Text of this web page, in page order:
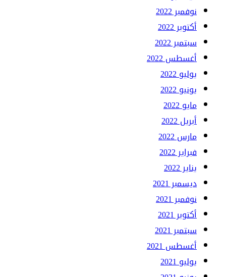
نوفمبر 2022
أكتوبر 2022
سبتمبر 2022
أغسطس 2022
يوليو 2022
يونيو 2022
مايو 2022
أبريل 2022
مارس 2022
فبراير 2022
يناير 2022
ديسمبر 2021
نوفمبر 2021
أكتوبر 2021
سبتمبر 2021
أغسطس 2021
يوليو 2021